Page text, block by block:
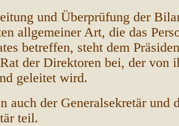
und Überprüfung der
allgemeiner Art, die das
betreffen, steht dem
der Direktoren bei, der von
geleitet wird.
auch der Generalsekretär und
teil.